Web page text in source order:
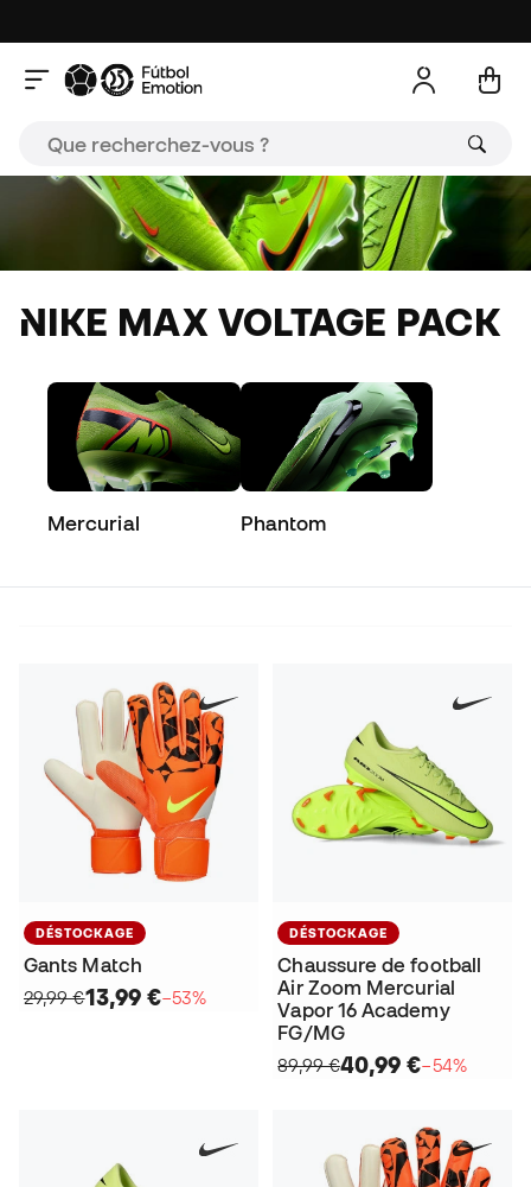
NIKE MAX VOLTAGE PACK
Mercurial Phantom
DÉSTOCKAGE
Gants Match
29,99 €13,99 €−53%
DÉSTOCKAGE
Chaussure de football
Air Zoom Mercurial
Vapor 16 Academy
FG/MG
89,99 €40,99 €−54%